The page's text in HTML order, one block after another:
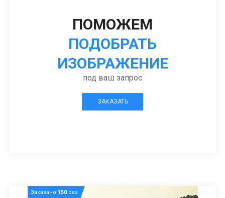
ПОМОЖЕМ
ПОДОБРАТЬ
ИЗОБРАЖЕНИЕ
под ваш запрос
ЗАКАЗАТЬ
Заказано 150раз